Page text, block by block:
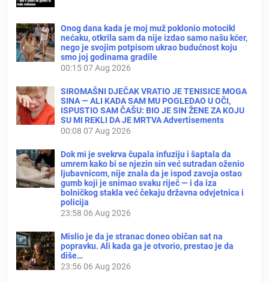
Onog dana kada je moj muž poklonio motocikl
nećaku, otkrila sam da nije izdao samo našu kćer,
nego je svojim potpisom ukrao budućnost koju
smo joj godinama gradile
00:1507 Aug 2026
SIROMAŠNI DJEČAK VRATIO JE TENISICE MOGA
SINA — ALI KADA SAM MU POGLEDAO U OČI,
ISPUSTIO SAM ČAŠU: BIO JE SIN ŽENE ZA KOJU
SU MI REKLI DA JE MRTVA Advertisements
00:08 07 Aug 2026
Dok mi je svekrva čupala infuziju i šaptala da
umrem kako bi se njezin sin već sutradan oženio
ljubavnicom, nije znala da je ispod zavoja ostao
gumb koji je snimao svaku riječ — i da iza
bolničkog stakla već čekaju državna odvjetnica i
policija
23:58 06 Aug 2026
Mislio je da je stranac doneo običan sat na
popravku. Ali kada ga je otvorio, prestao je da
diše…
23:56 06 Aug 2026